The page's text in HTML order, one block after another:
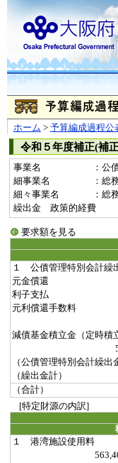
ホーム > 予算編成過程公
令和５年度補正(補
事業名
：公
細事業名
：総
細々事業名
：総
繰出金 政策的経費
要求額を見る
１ 公債管理特別会計繰
元金償還
利子支払
元利償還手数料
減債基金積立金（定時積
（公債管理特別会計繰出
（繰出金計）
（合計）
[特定財源の内訳]
１ 港湾施設使用料